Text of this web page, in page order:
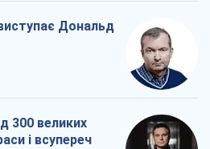
виступає Дональд
300 великих
і всупереч